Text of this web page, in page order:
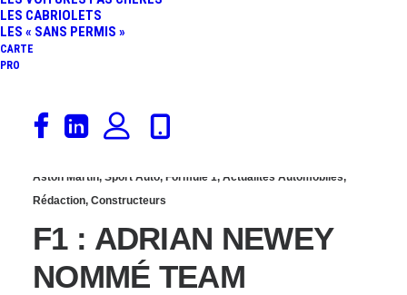
LES CABRIOLETS
LES « SANS PERMIS »
CARTE
PRO
PAR LE GÉNIE ADRIAN
Aston Martin, Sport Auto, Formule 1, Actualités Automobiles,
Rédaction, Constructeurs
F1 : ADRIAN NEWEY
NOMMÉ TEAM